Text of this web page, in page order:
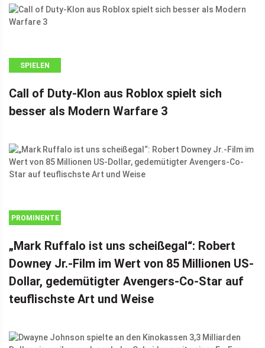
SPIELEN
Call of Duty-Klon aus Roblox spielt sich
besser als Modern Warfare 3
PROMINENTE
„Mark Ruffalo ist uns scheißegal“: Robert
Downey Jr.-Film im Wert von 85 Millionen US-
Dollar, gedemütigter Avengers-Co-Star auf
teuflischste Art und Weise